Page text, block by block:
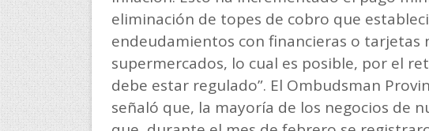
eliminación de topes de cobro que
endeudamientos con financieras o tarjetas
supermercados, lo cual es posible, por el
debe estar regulado”. El Ombudsman
señaló que, la mayoría de los negocios de